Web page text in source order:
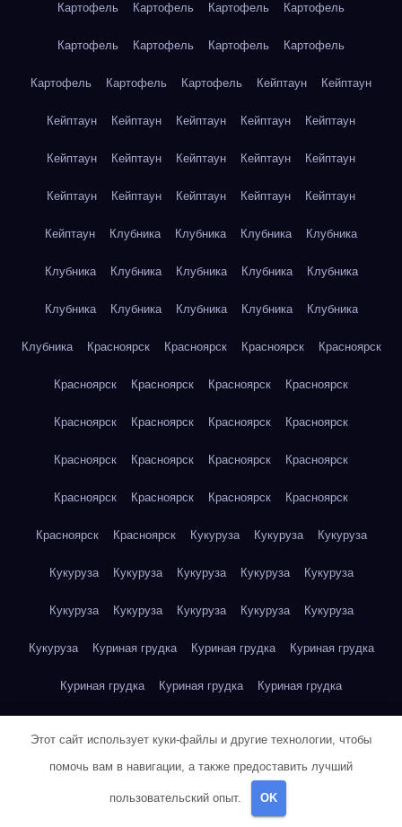
Картофель Картофель Картофель Картофель
Картофель Картофель Картофель Картофель
Картофель Картофель Картофель Кейптаун Кейптаун
Кейптаун Кейптаун Кейптаун Кейптаун Кейптаун
Кейптаун Кейптаун Кейптаун Кейптаун Кейптаун
Кейптаун Кейптаун Кейптаун Кейптаун Кейптаун
Кейптаун Клубника Клубника Клубника Клубника
Клубника Клубника Клубника Клубника Клубника
Клубника Клубника Клубника Клубника Клубника
Клубника Красноярск Красноярск Красноярск Красноярск
Красноярск Красноярск Красноярск Красноярск
Красноярск Красноярск Красноярск Красноярск
Красноярск Красноярск Красноярск Красноярск
Красноярск Красноярск Красноярск Красноярск
Красноярск Красноярск Кукуруза Кукуруза Кукуруза
Кукуруза Кукуруза Кукуруза Кукуруза Кукуруза
Кукуруза Кукуруза Кукуруза Кукуруза Кукуруза
Кукуруза Куриная грудка Куриная грудка Куриная грудка
Куриная грудка Куриная грудка Куриная грудка
Куриная грудка Куриная грудка Куриная грудка
Куриная грудка Куриная грудка Куриная грудка
Этот сайт использует куки-файлы и другие технологии, чтобы
помочь вам в навигации, а также предоставить лучший
пользовательский опыт. OK